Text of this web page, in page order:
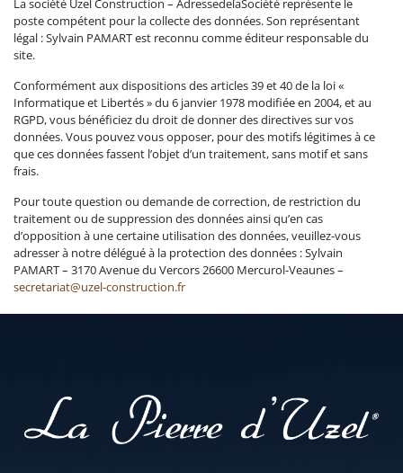
La société Uzel Construction – AdressedelaSociété représente le
poste compétent pour la collecte des données. Son représentant
légal : Sylvain PAMART est reconnu comme éditeur responsable du
site.
Conformément aux dispositions des articles 39 et 40 de la loi «
Informatique et Libertés » du 6 janvier 1978 modifiée en 2004, et au
RGPD, vous bénéficiez du droit de donner des directives sur vos
données. Vous pouvez vous opposer, pour des motifs légitimes à ce
que ces données fassent l’objet d’un traitement, sans motif et sans
frais.
Pour toute question ou demande de correction, de restriction du
traitement ou de suppression des données ainsi qu’en cas
d’opposition à une certaine utilisation des données, veuillez-vous
adresser à notre délégué à la protection des données : Sylvain
PAMART – 3170 Avenue du Vercors 26600 Mercurol-Veaunes –
secretariat@uzel-construction.fr